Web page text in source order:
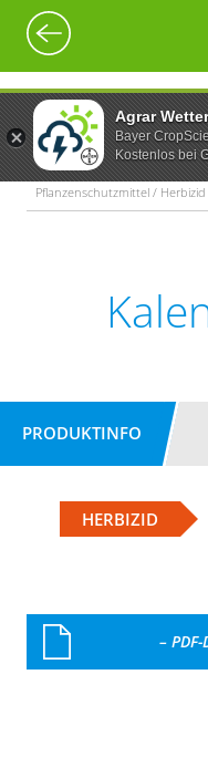
Agrar Wetter
Bayer
Kostenlos bei
Pflanzenschutzmittel /
PRODUKTINFO
HERBIZID
– PDF-